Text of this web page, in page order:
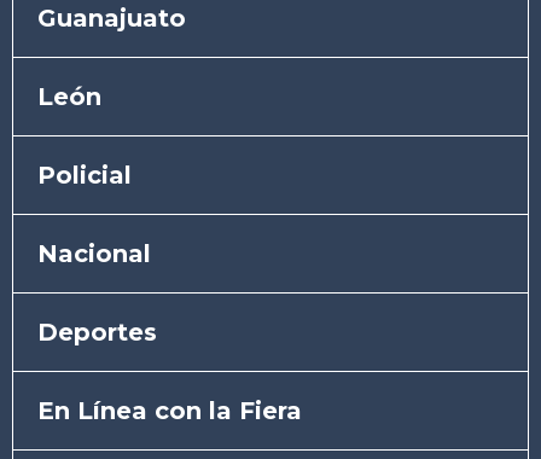
Guanajuato
León
Policial
Nacional
Deportes
En Línea con la Fiera